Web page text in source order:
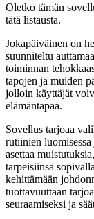
Oletko tämän
tätä listausta.
Jokapäiväinen on
suunniteltu
toiminnan
tapojen ja muiden
jolloin käyttäjät
elämäntapaa.
Sovellus tarjoaa
rutiinien
asettaa
tarpeisiinsa
kehittämään
tuottavuuttaan
seuraamiseksi ja